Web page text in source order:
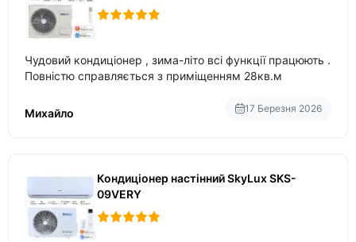
Чудовий кондиціонер , зима-літо всі функції працюють .
Повністю справляється з приміщенням 28кв.м
Михайло 17 Березня 2026
Кондиціонер настінний SkyLux SKS-
09VERY